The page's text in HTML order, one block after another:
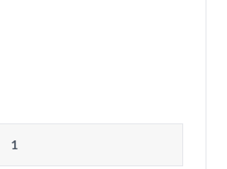
del prodotto o